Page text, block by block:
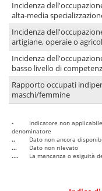
Incidenza
alta-media
Incidenza
artigiane, operaie o
Incidenza
basso livello di
Rapporto occupati
maschi/femmine
-
Indicatore non
denominatore
..
Dato non ancora
...
Dato non rilevato
....
La mancanza o esiguità